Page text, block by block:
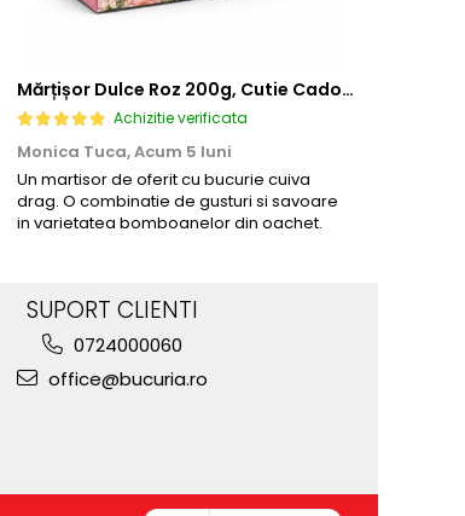
Mărțișor Dulce Roz 200g, Cutie Cadou cu Bomboane de Ciocolată
Achizitie verificata
Monica Tuca,Acum 5 luni
Un martisor de oferit cu bucurie cuiva
drag. O combinatie de gusturi si savoare
in varietatea bomboanelor din oachet.
SUPORT CLIENTI
0724000060
office@bucuria.ro